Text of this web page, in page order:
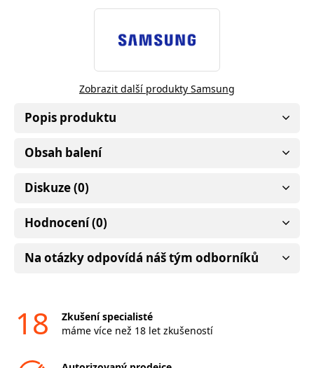
Zobrazit další produkty Samsung
Popis produktu
Obsah balení
Diskuze (0)
Hodnocení (0)
Na otázky odpovídá náš tým odborníků
18
Zkušení specialisté
máme více než 18 let zkušeností